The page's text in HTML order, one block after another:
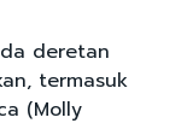
deretan
termasuk
(Molly